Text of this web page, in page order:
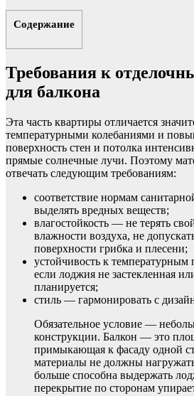
Содержание
Требования к
для балкона
Эта часть квартиры отличается
температурными колебаниями и
поверхность стен и потолка
прямые солнечные лучи. Поэтому
отвечать следующим требованиям:
соответствие нормам
выделять вредных веществ;
влагостойкость — не терять
влажности воздуха, не
поверхности грибка и плесени;
устойчивость к температурным
если лоджия не застекленная
планируется;
стиль — гармонировать с
Обязательное условие —
конструкции. Балкон — это
примыкающая к фасаду одной
материалы не должны
больше способна выдержать
перекрытие по сторонам